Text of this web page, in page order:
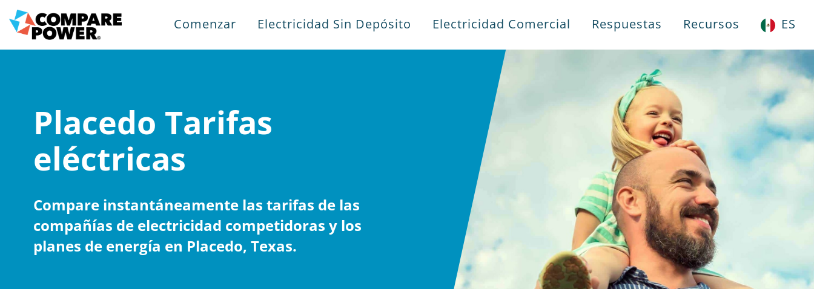
Comenzar Electricidad Sin Depósito Electricidad Comercial Respuestas Recursos ES
Placedo Tarifas
eléctricas
Compare instantáneamente las tarifas de las
compañías de electricidad competidoras y los
planes de energía en Placedo, Texas.